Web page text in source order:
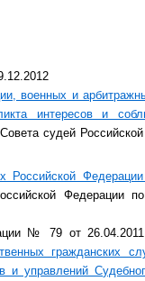
военных и
интересов и
судей
Российской
Федерации по
№ 79 от
гражданских
управлений